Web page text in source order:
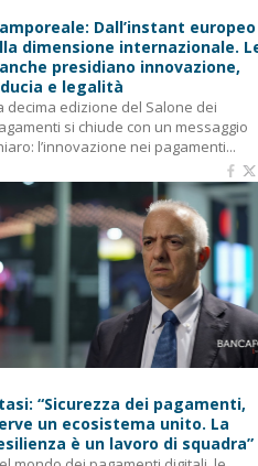
Dall’instant europeo
dimensione internazionale.
presidiano innovazione,
e legalità
decima edizione del Salone dei
si chiude con un messaggio
l’innovazione nei pagamenti...
“Sicurezza dei pagamenti,
un ecosistema unito. La
è un lavoro di squadra”